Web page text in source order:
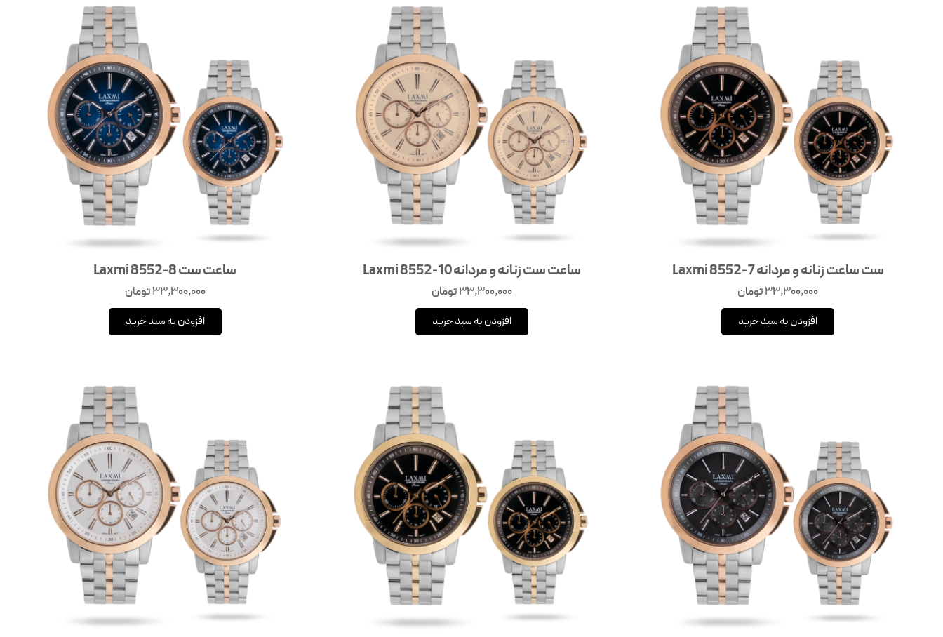
ست ساعت زنانه و مردانه Laxmi 8552-7
33,300,000تومان
افزودن به سبد خرید
ساعت ست زنانه و مردانه Laxmi 8552-10
33,300,000تومان
افزودن به سبد خرید
ساعت ست Laxmi 8552-8
33,300,000تومان
افزودن به سبد خرید